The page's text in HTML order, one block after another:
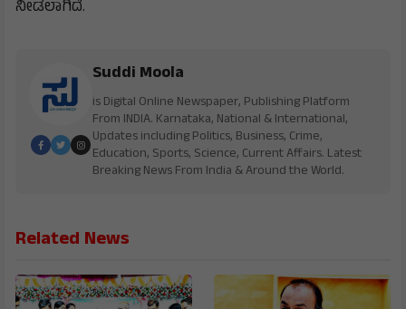
ನೀಡಲಾಗಿದೆ.
Suddi Moola
is Digital Online Newspaper, Publishing Platform
From INDIA. Karnataka, National & International,
Updates including Politics, Business, Crime,
Education, Sports, Science, Current Affairs. Latest
Breaking News From India & Around the World.
Related News